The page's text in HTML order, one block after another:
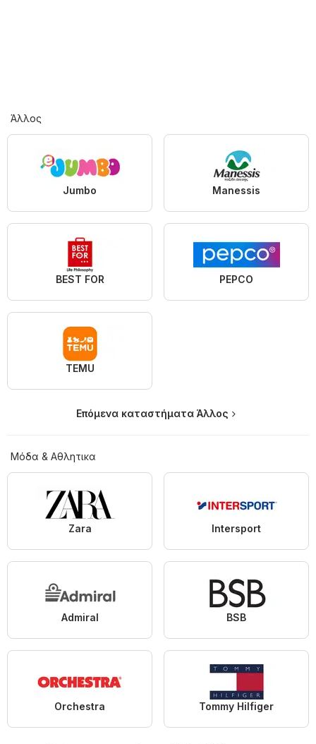
Άλλος
Jumbo Manessis
BEST FOR PEPCO
TEMU
Επόμενα καταστήματα Άλλος
Μόδα & Aθλητικα
Zara Intersport
Admiral BSB
Orchestra Tommy Hilfiger